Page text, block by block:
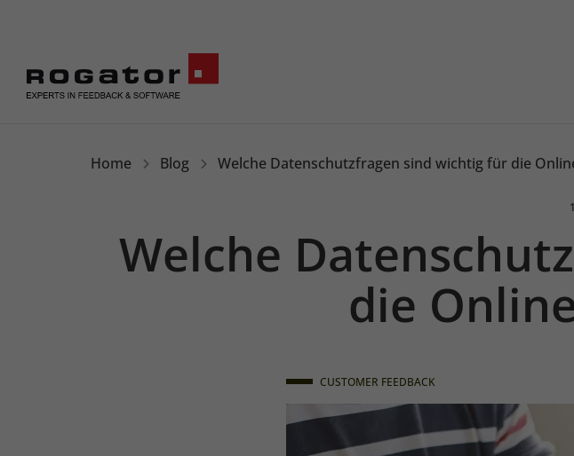
Home Blog Welche Datenschutzfragen sind wichtig für die
Welche
die
CUSTOMER FEEDBACK